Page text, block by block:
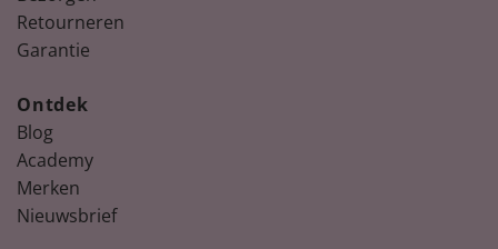
Retourneren
Garantie
Ontdek
Blog
Academy
Merken
Nieuwsbrief